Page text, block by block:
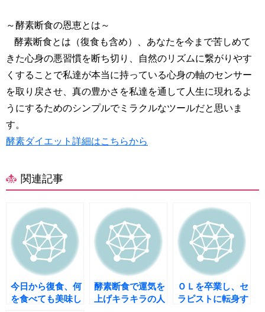
～酵素断食の恩恵とは～
酵素断食とは（復食も含め）、あなたを今まで苦しめて
きた心身の悪習慣を断ち切り、自然のリズムに繋がりやす
くすることで私達が本当に持っている心身の軸のセンサー
を取り戻させ、真の豊かさを私達を通して人生に現れるよ
うにするためのシンプルでミラクルなツールだと思いま
す。
酵素ダイエット詳細はこちらから
関連記事
今日から復食、何
を食べても美味し
酵素断食で運気を
上げキラキラの人
ＯＬを卒業し、セ
ラピストに転身す